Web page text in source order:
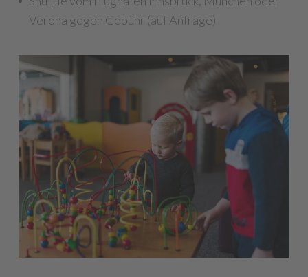
Verona gegen Gebühr (auf Anfrage)